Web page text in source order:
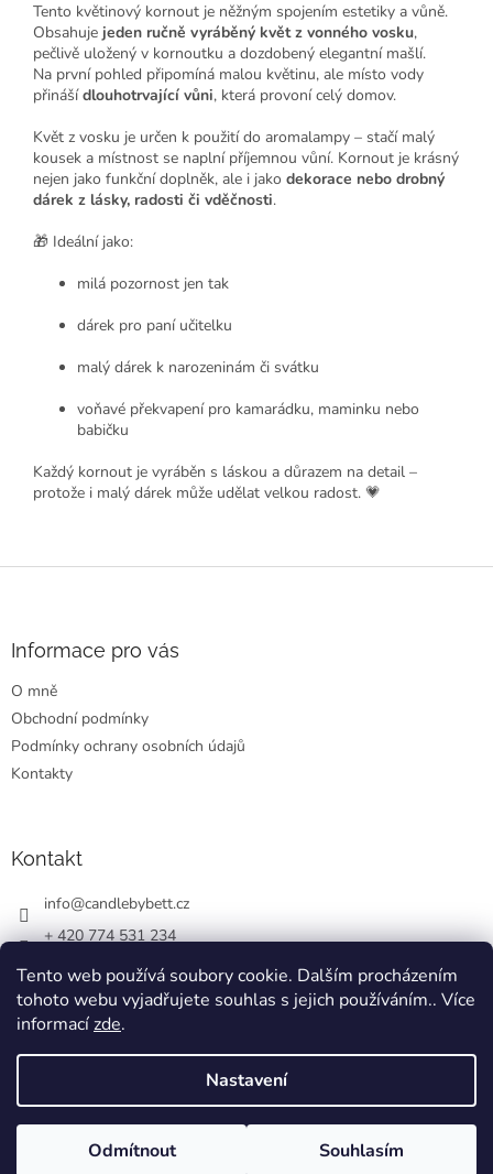
Tento web používá soubory cookie. Dalším procházením
tohoto webu vyjadřujete souhlas s jejich používáním.. Více
informacízde.
Nastavení
Odmítnout Souhlasím
Tento květinový kornout je něžným spojením estetiky a vůně.
Obsahuje jeden ručně vyráběný květ z vonného vosku,
pečlivě uložený v kornoutku a dozdobený elegantní mašlí.
Na první pohled připomíná malou květinu, ale místo vody
přinášídlouhotrvající vůni, která provoní celý domov.
Květ z vosku je určen k použití do aromalampy – stačí malý
kousek a místnost se naplní příjemnou vůní. Kornout je krásný
nejen jako funkční doplněk, ale i jako dekorace nebo drobný
dárek z lásky, radosti či vděčnosti.
🎁 Ideální jako:
milá pozornost jen tak
dárek pro paní učitelku
malý dárek k narozeninám či svátku
voňavé překvapení pro kamarádku, maminku nebo
babičku
Každý kornout je vyráběn s láskou a důrazem na detail –
protože i malý dárek může udělat velkou radost. 💗
Informace pro vás
O mně
Obchodní podmínky
Podmínky ochrany osobních údajů
Kontakty
Kontakt
info@candlebybett.cz
+ 420 774 531 234
bett_candle_wax
Vytvořil Shoptet
Copyright 2026CandlebyBett.cz . Všechna práva vyhrazena.